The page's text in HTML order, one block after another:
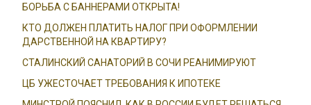
БОРЬБА С БАННЕРАМИ ОТКРЫТА!
КТО ДОЛЖЕН ПЛАТИТЬ НАЛОГ ПРИ ОФОРМЛЕНИИ
ДАРСТВЕННОЙ НА КВАРТИРУ?
СТАЛИНСКИЙ САНАТОРИЙ В СОЧИ РЕАНИМИРУЮТ
ЦБ УЖЕСТОЧАЕТ ТРЕБОВАНИЯ К ИПОТЕКЕ